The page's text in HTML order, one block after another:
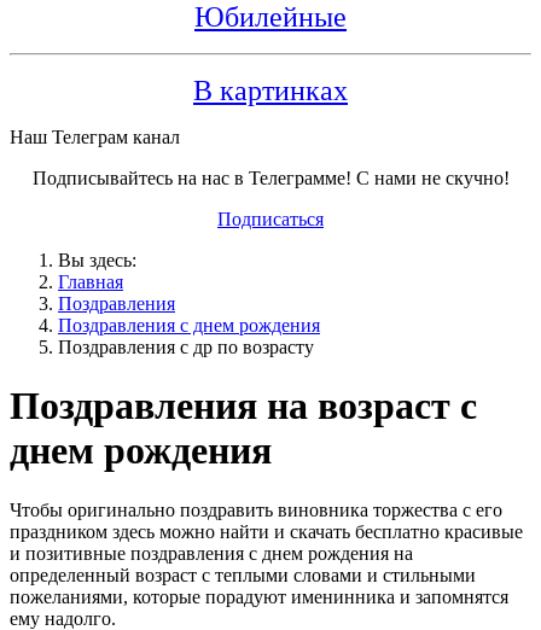
Юбилейные
В картинках
Наш Телеграм канал
Подписывайтесь на нас в Телеграмме! С нами не скучно!
Подписаться
Вы здесь:
Главная
Поздравления
Поздравления с днем рождения
Поздравления с др по возрасту
Поздравления на возраст с
днем рождения
Чтобы оригинально поздравить виновника торжества с его
праздником здесь можно найти и скачать бесплатно красивые
и позитивные поздравления с днем рождения на
определенный возраст с теплыми словами и стильными
пожеланиями, которые порадуют именинника и запомнятся
ему надолго.